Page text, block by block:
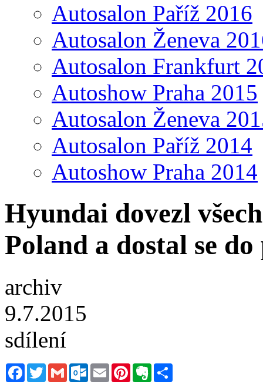
Autosalon Paříž 2016
Autosalon Ženeva
Autosalon Frankfurt
Autoshow Praha 2015
Autosalon Ženeva
Autosalon Paříž 2014
Autoshow Praha 2014
Hyundai dovezl
Poland a dostal se
archiv
9.7.2015
sdílení
FacebookTwitterGmail Outlook.com
Email PinterestEvernote